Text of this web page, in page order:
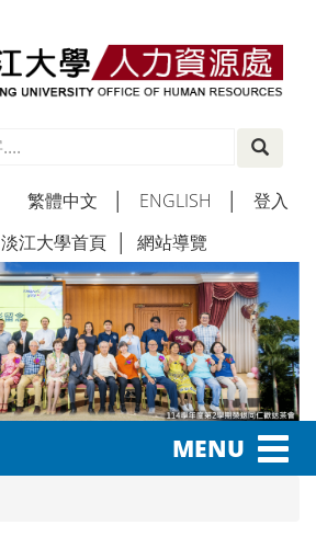
繁體中文 ENGLISH
登入
淡江大學首頁 網站導覽
MENU